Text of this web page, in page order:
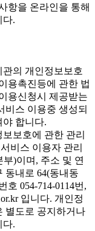
항을 온라인을 통해
다.
의 개인정보보호
용촉진등에 관한 법
용신청시 제공받는
비스 이용중 생성되
야 합니다.
보호에 관한 관리
비스 이용자 관리
)이며, 주소 및 연
동내로 64(동내동
호 054-714-0114번,
입니다. 개인정
별도로 공지하거나
다.